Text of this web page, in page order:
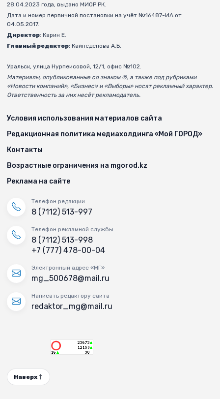
28.04.2023 года, выдано МИОР РК.
Дата и номер первичной постановки на учёт №16487-ИА от
04.05.2017.
Директор: Карин Е.
Главный редактор: Кайнеденова А.Б.
Уральск, улица Нурпеисовой, 12/1, офис №102.
Материалы, опубликованные со знаком ®, а также под рубриками
«Новости компаний», «Бизнес» и «Выборы» носят рекламный характер.
Ответственность за них несёт рекламодатель.
Условия использования материалов сайта
Редакционная политика медиахолдинга «Мой ГОРОД»
Контакты
Возрастные ограничения на mgorod.kz
Реклама на сайте
Телефон редакции
8 (7112) 513-997
Телефон рекламной службы
8 (7112) 513-998
+7 (777) 478-00-04
Электронный адрес «МГ»
mg_500678@mail.ru
Написать редактору сайта
redaktor_mg@mail.ru
Наверх